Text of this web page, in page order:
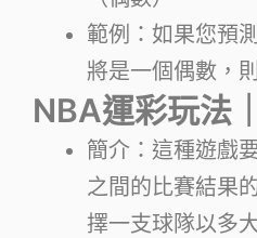
範例：如果您預
將是一個偶數，
NBA運彩玩法
簡介：這種遊戲
之間的比賽結果
擇一支球隊以多